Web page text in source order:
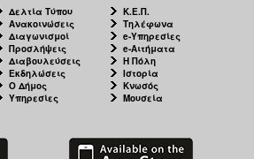
Δελτία Τύπου
Ανακοινώσεις
Διαγωνισμοί
Προσλήψεις
Διαβουλεύσεις
Εκδηλώσεις
Ο Δήμος
Υπηρεσίες
Κ.Ε.Π.
Τηλέφωνα
e-Υπηρεσίες
e-Αιτήματα
Η Πόλη
Ιστορία
Κνωσός
Μουσεία